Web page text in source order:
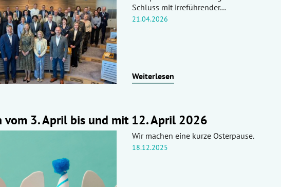
Schluss mit irreführender…
21.04.2026
Weiterlesen
vom 3. April bis und mit 12. April 2026
Wir machen eine kurze Osterpause.
18.12.2025